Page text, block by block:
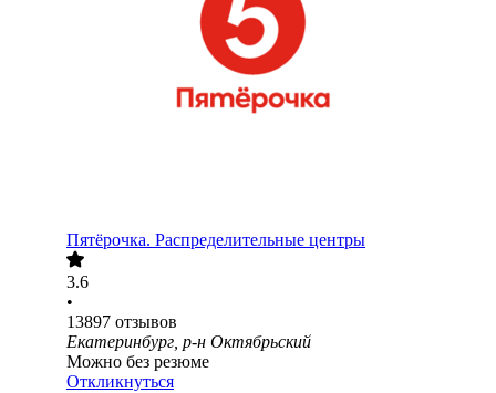
Пятёрочка. Распределительные центры
3.6
•
13897 отзывов
Екатеринбург, р-н Октябрьский
Можно без резюме
Откликнуться